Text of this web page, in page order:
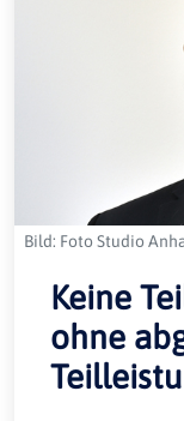
Bild: Foto Studio
Keine
ohne